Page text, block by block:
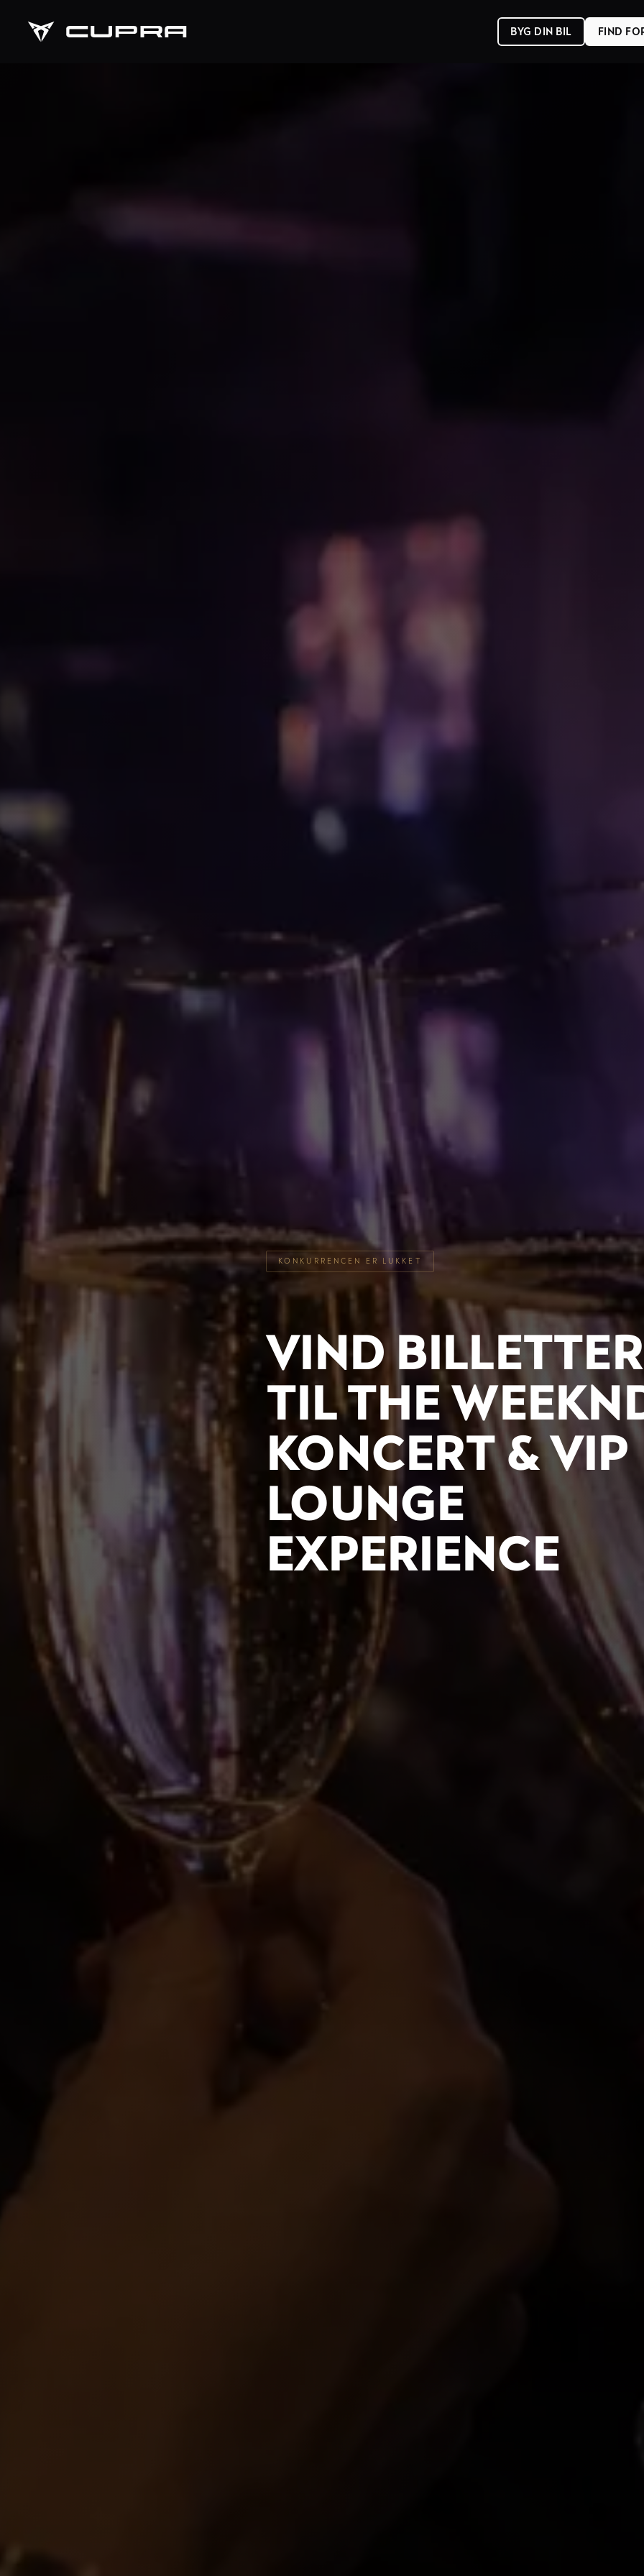
BYG DIN BIL FIND
KONKURRENCEN ER LUKKET
VIND BILLETTER
TIL THE
KONCERT & VIP
LOUNGE
EXPERIENCE